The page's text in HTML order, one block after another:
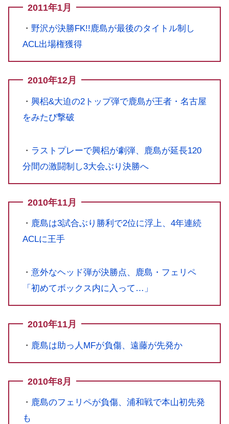
2011年1月
・ 野沢が決勝FK!!鹿島が最後のタイトル制し
ACL出場権獲得
2010年12月
・ 興梠&大迫の2トップ弾で鹿島が王者・名古屋
をみたび撃破
・ ラストプレーで興梠が劇弾、鹿島が延長120
分間の激闘制し3大会ぶり決勝へ
2010年11月
・ 鹿島は3試合ぶり勝利で2位に浮上、4年連続
ACLに王手
・ 意外なヘッド弾が決勝点、鹿島・フェリペ
「初めてボックス内に入って…」
2010年11月
・ 鹿島は助っ人MFが負傷、遠藤が先発か
2010年8月
・ 鹿島のフェリペが負傷、浦和戦で本山初先発
も